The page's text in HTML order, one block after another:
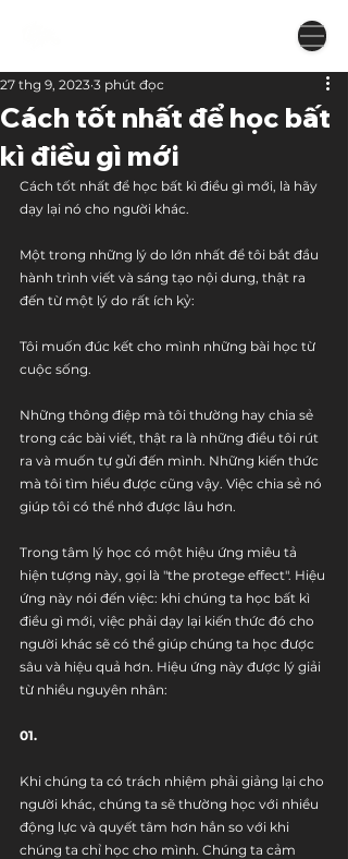
Cách tốt nhất để học bất
kì điều gì mới
27 thg 9, 2023 3 phút đọc
Cách tốt nhất để học bất kì điều gì mới, là hãy
dạy lại nó cho người khác.
Một trong những lý do lớn nhất để tôi bắt đầu
hành trình viết và sáng tạo nội dung, thật ra
đến từ một lý do rất ích kỷ:
Tôi muốn đúc kết cho mình những bài học từ
cuộc sống.
Những thông điệp mà tôi thường hay chia sẻ
trong các bài viết, thật ra là những điều tôi rút
ra và muốn tự gửi đến mình. Những kiến thức
mà tôi tìm hiểu được cũng vậy. Việc chia sẻ nó
giúp tôi có thể nhớ được lâu hơn.
Trong tâm lý học có một hiệu ứng miêu tả
hiện tượng này, gọi là "the protege effect". Hiệu
ứng này nói đến việc: khi chúng ta học bất kì
điều gì mới, việc phải dạy lại kiến thức đó cho
người khác sẽ có thể giúp chúng ta học được
sâu và hiệu quả hơn. Hiệu ứng này được lý giải
từ nhiều nguyên nhân:
01.
Khi chúng ta có trách nhiệm phải giảng lại cho
người khác, chúng ta sẽ thường học với nhiều
động lực và quyết tâm hơn hẳn so với khi
chúng ta chỉ học cho mình. Chúng ta cảm